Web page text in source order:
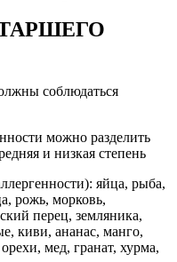
соблюдаться
можно разделить
и низкая степень
яйца, рыба,
рожь, морковь,
перец, земляника,
киви, ананас, манго,
мед, гранат, хурма,